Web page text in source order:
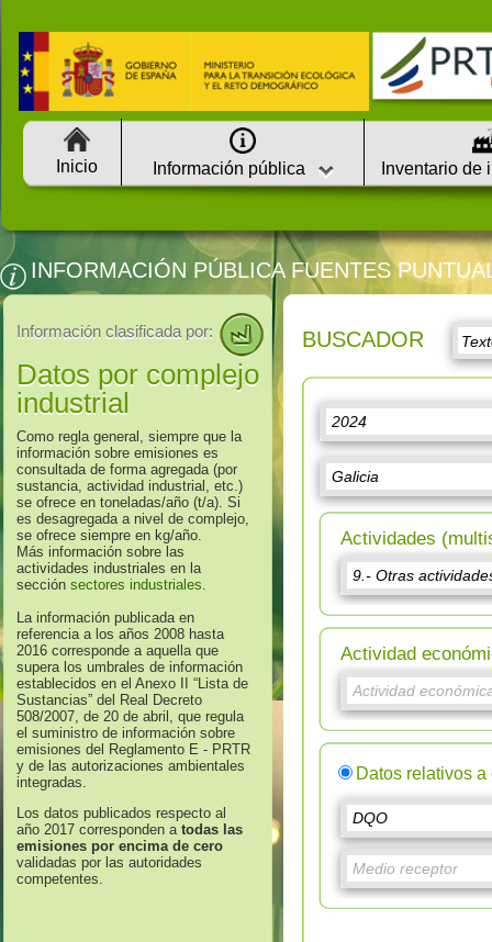
Inicio Información pública Inventario de
INFORMACIÓN PÚBLICA FUENTES
Información clasificada por:
Datos por complejo
industrial
Como regla general, siempre que la
información sobre emisiones es
consultada de forma agregada (por
sustancia, actividad industrial, etc.)
se ofrece en toneladas/año (t/a). Si
es desagregada a nivel de complejo,
se ofrece siempre en kg/año.
Más información sobre las
actividades industriales en la
sección sectores industriales.
La información publicada en
referencia a los años 2008 hasta
2016 corresponde a aquella que
supera los umbrales de información
establecidos en el Anexo II “Lista de
Sustancias” del Real Decreto
508/2007, de 20 de abril, que regula
el suministro de información sobre
emisiones del Reglamento E - PRTR
y de las autorizaciones ambientales
integradas.
Los datos publicados respecto al
año 2017 corresponden atodas las
emisiones por encima de cero
validadas por las autoridades
competentes.
BUSCADOR
Actividades
Actividad
Datos relativos